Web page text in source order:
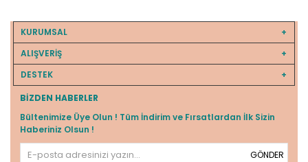
KURUMSAL
ALIŞVERİŞ
DESTEK
BIZDEN HABERLER
Bültenimize Üye Olun ! Tüm İndirim ve Fırsatlardan İlk Sizin
Haberiniz Olsun !
GÖNDER